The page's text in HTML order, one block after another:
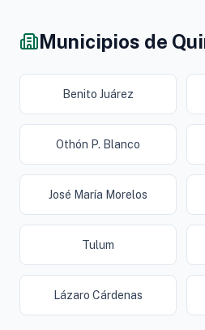
Municipios de
Benito Juárez
Othón P. Blanco
José María Morelos
Tulum
Lázaro Cárdenas